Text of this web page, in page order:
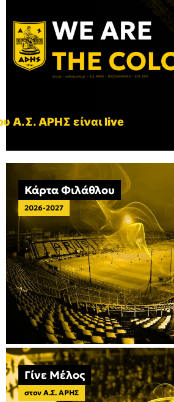
Α.Σ. ΑΡΗΣ είναι live
Κάρτα Φιλάθλου
2026-2027
Γίνε Μέλος
στον Α.Σ. ΑΡΗΣ